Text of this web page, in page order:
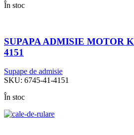
În stoc
SUPAPA ADMISIE MOTOR
4151
Supape de admisie
SKU: 6745-41-4151
În stoc